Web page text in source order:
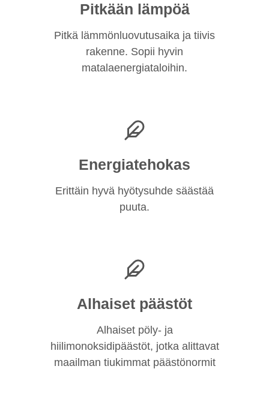
Pitkään lämpöä
Pitkä lämmönluovutusaika ja tiivis
rakenne. Sopii hyvin
matalaenergiataloihin.
Energiatehokas
Erittäin hyvä hyötysuhde säästää
puuta.
Alhaiset päästöt
Alhaiset pöly- ja
hiilimonoksidipäästöt, jotka alittavat
maailman tiukimmat päästönormit